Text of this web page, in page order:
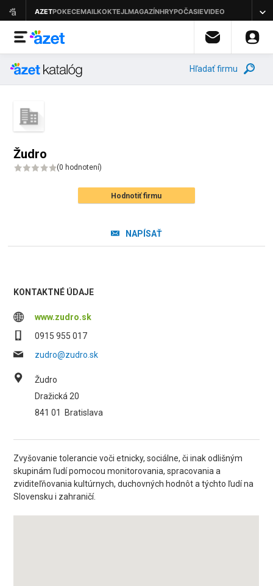
Hľadať firmu
Žudro
(0 hodnotení)
Hodnotiť firmu
NAPÍSAŤ
KONTAKTNÉ ÚDAJE
www.zudro.sk
0915 955 017
zudro@zudro.sk
Žudro
Dražická 20
841 01
Bratislava
Zvyšovanie tolerancie voči etnicky, sociálne, či inak odlišným
skupinám ľudí pomocou monitorovania, spracovania a
zviditeľňovania kultúrnych, duchovných hodnôt a týchto ľudí na
Slovensku i zahraničí.